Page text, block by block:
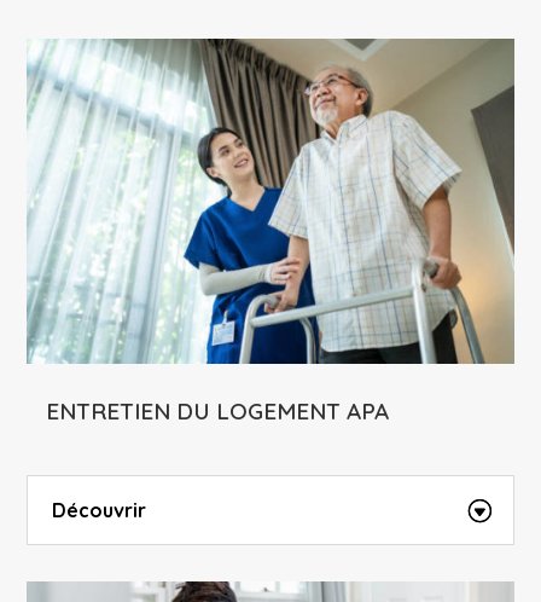
ENTRETIEN DU LOGEMENT APA
Découvrir